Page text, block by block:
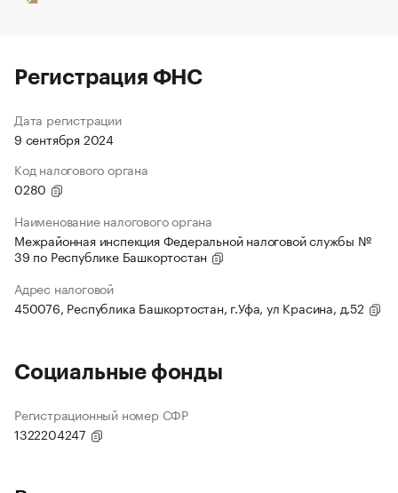
Регистрация ФНС
Дата регистрации
9 сентября 2024
Код налогового органа
0280
Наименование налогового органа
Межрайонная инспекция Федеральной налоговой службы №
39 по Республике Башкортостан
Адрес налоговой
450076, Республика Башкортостан, г.Уфа, ул Красина, д.52
Социальные фонды
Регистрационный номер СФР
1322204247